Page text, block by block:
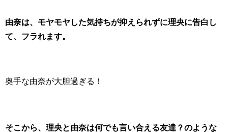
由奈は、モヤモヤした気持ちが抑えられずに理央に告白し
て、フラれます。
奥手な由奈が大胆過ぎる！
そこから、理央と由奈は何でも言い合える友達？のような